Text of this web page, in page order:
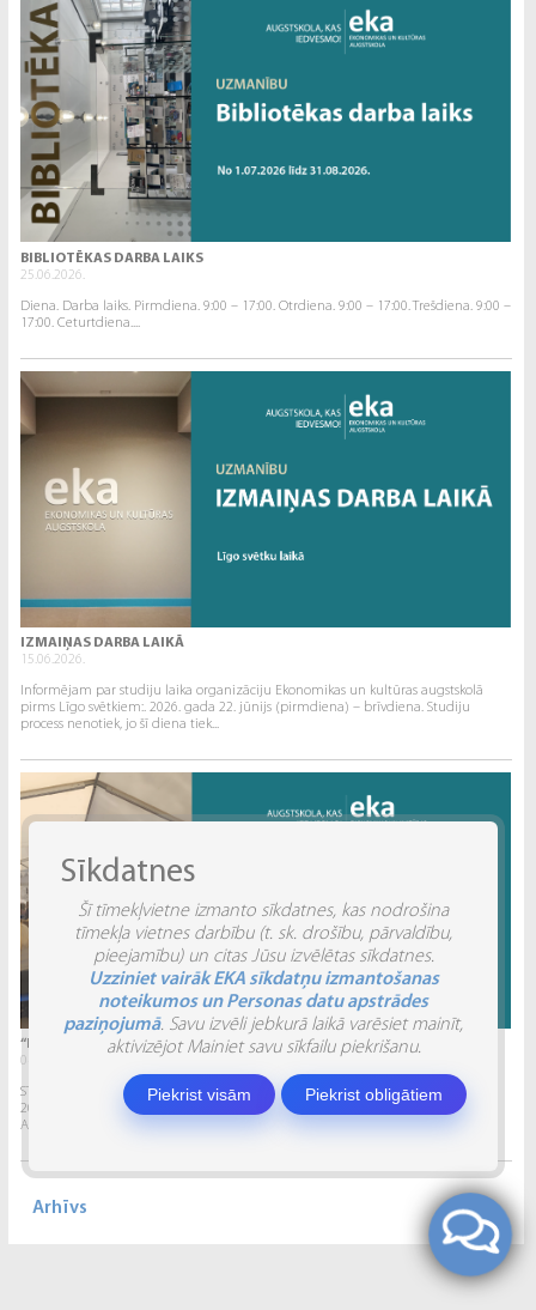
BIBLIOTĒKAS DARBA LAIKS
25.06.2026.
Diena. Darba laiks. Pirmdiena. 9:00 – 17:00. Otrdiena. 9:00 – 17:00. Trešdiena. 9:00 –
17:00. Ceturtdiena....
IZMAIŅAS DARBA LAIKĀ
15.06.2026.
Informējam par studiju laika organizāciju Ekonomikas un kultūras augstskolā
pirms Līgo svētkiem:. 2026. gada 22. jūnijs (pirmdiena) – brīvdiena. Studiju
process nenotiek, jo šī diena tiek...
“INVENTIO 2026” ATSKATS
04.06.2026.
STUDĒJOŠO STARPTAUTISKĀ ZINĀTNISKI PRAKTISKĀ KONFERENCE “INVENTIO 2026”.
2026. gada 29. un 30. maijā Ekonomikas un kultūras augstskola sadarbībā ar
Alberta Koledžu organizēja Studējošo...
Arhīvs
Sīkdatnes
Šī tīmekļvietne izmanto sīkdatnes, kas nodrošina
tīmekļa vietnes darbību (t. sk. drošību, pārvaldību,
pieejamību) un citas Jūsu izvēlētas sīkdatnes.
Uzziniet vairāk EKA sīkdatņu izmantošanas
noteikumos un Personas datu apstrādes
paziņojumā. Savu izvēli jebkurā laikā varēsiet mainīt,
aktivizējot Mainiet savu sīkfailu piekrišanu.
Piekrist visām Piekrist obligātiem